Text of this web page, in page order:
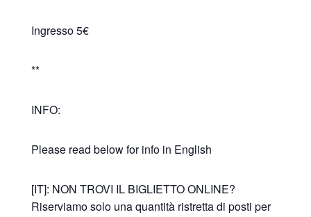
Ingresso 5€
**
INFO:
Please read below for info in English
[IT]: NON TROVI IL BIGLIETTO ONLINE?
Riserviamo solo una quantità ristretta di posti per